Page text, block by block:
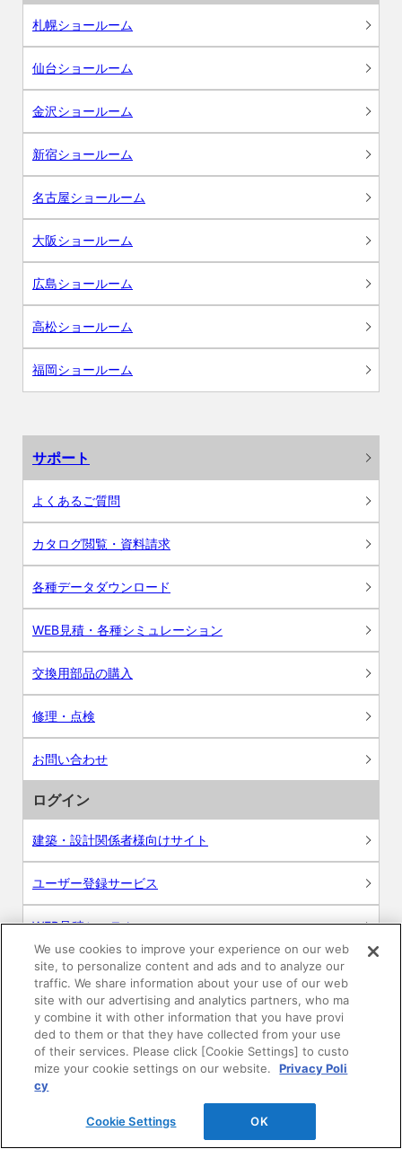
札幌ショールーム
仙台ショールーム
金沢ショールーム
新宿ショールーム
名古屋ショールーム
大阪ショールーム
広島ショールーム
高松ショールーム
福岡ショールーム
サポート
よくあるご質問
カタログ閲覧・資料請求
各種データダウンロード
WEB見積・各種シミュレーション
交換用部品の購入
修理・点検
お問い合わせ
ログイン
建築・設計関係者様向けサイト
ユーザー登録サービス
WEB見積システム
収納プランニングソフト
画像
We use cookies to improve your experience on our web
site, to personalize content and ads and to analyze our
traffic. We share information about your use of our web
site with our advertising and analytics partners, who ma
y combine it with other information that you have provi
ded to them or that they have collected from your use
of their services. Please click [Cookie Settings] to custo
mize your cookie settings on our website.
Privacy Poli
cy
Cookie Settings OK